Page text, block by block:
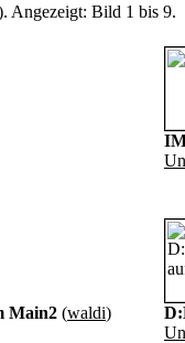
Angezeigt: Bild 1 bis 9.
Main2 (waldi)